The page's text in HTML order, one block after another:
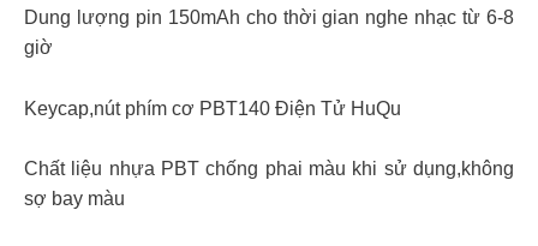
Dung lượng pin 150mAh cho thời gian nghe nhạc từ 6-8
giờ
Keycap,nút phím cơ PBT140 Điện Tử HuQu
Chất liệu nhựa PBT chống phai màu khi sử dụng,không
sợ bay màu